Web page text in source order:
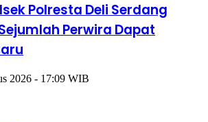
Polresta Deli Serdang
Perwira Dapat
2026 - 17:09 WIB